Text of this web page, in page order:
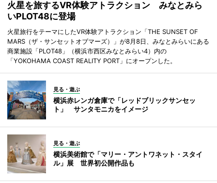
火星を旅するVR体験アトラクション みなとみら
いPLOT48に登場
火星旅行をテーマにしたVR体験アトラクション「THE SUNSET OF
MARS（ザ・サンセットオブマーズ）」が8月8日、みなとみらいにある
商業施設「PLOT48」（横浜市西区みなとみらい4）内の
「YOKOHAMA COAST REALITY PORT」にオープンした。
見る・遊ぶ
横浜赤レンガ倉庫で「レッドブリックサンセッ
ト」 サンタモニカをイメージ
見る・遊ぶ
横浜美術館で「マリー・アントワネット・スタイ
ル」展 世界初公開作品も